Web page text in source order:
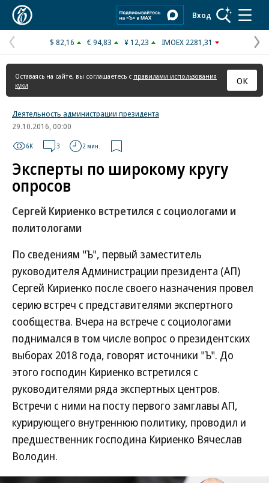
Вход
Предыдущая
страница
$ 82,16 € 94,83 ¥ 12,23 IMOEX 2281,31
Оставаясь на сайте, вы соглашаетесь с правилами использования
куки
ОК
Деятельность администрации президента
29.10.2016, 00:00
6K 3 2 мин.
Эксперты по широкому кругу
опросов
Сергей Кириенко встретился с социологами и
политологами
По сведениям "Ъ", первый заместитель
руководителя Администрации президента (АП)
Сергей Кириенко после своего назначения провел
серию встреч с представителями экспертного
сообщества. Вчера на встрече с социологами
поднимался в том числе вопрос о президентских
выборах 2018 года, говорят источники "Ъ". До
этого господин Кириенко встретился с
руководителями ряда экспертных центров.
Встречи с ними на посту первого замглавы АП,
курирующего внутреннюю политику, проводил и
предшественник господина Кириенко Вячеслав
Володин.